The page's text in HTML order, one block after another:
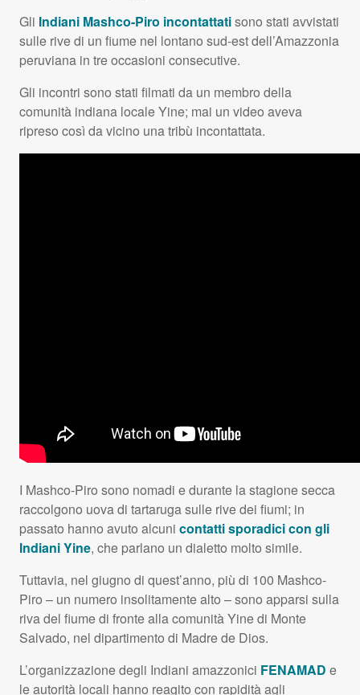
Gli Indiani Mashco-Piro incontattatisono stati avvistati
sulle rive di un fiume nel lontano sud-est dell’Amazzonia
peruviana in tre occasioni consecutive.
Gli incontri sono stati filmati da un membro della
comunità indiana locale Yine; mai un video aveva
ripreso così da vicino una tribù incontattata.
I Mashco-Piro sono nomadi e durante la stagione secca
raccolgono uova di tartaruga sulle rive dei fiumi; in
passato hanno avuto alcuni contatti sporadici con gli
Indiani Yine, che parlano un dialetto molto simile.
Tuttavia, nel giugno di quest’anno, più di 100 Mashco-
Piro – un numero insolitamente alto – sono apparsi sulla
riva del fiume di fronte alla comunità Yine di Monte
Salvado, nel dipartimento di Madre de Dios.
L’organizzazione degli Indiani amazzonici FENAMAD e
le autorità locali hanno reagito con rapidità agli